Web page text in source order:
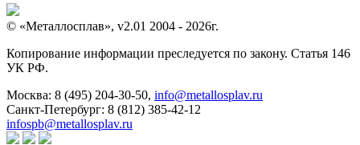
© «Металлосплав», v2.01 2004 - 2026г.
Копирование информации преследуется по закону. Статья 146
УК РФ.
Москва: 8 (495) 204-30-50, info@metallosplav.ru
Санкт-Петербург: 8 (812) 385-42-12
infospb@metallosplav.ru